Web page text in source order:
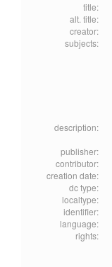
title:
alt. title:
creator:
subjects:
description:
publisher:
contributor:
creation date:
dc type:
localtype:
identifier:
language:
rights: